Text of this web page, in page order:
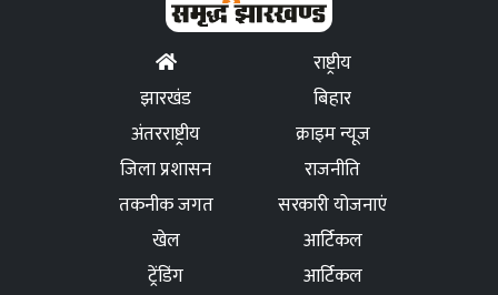
राष्ट्रीय
झारखंड
बिहार
अंतरराष्ट्रीय
क्राइम न्यूज
जिला प्रशासन
राजनीति
तकनीक जगत
सरकारी योजनाएं
खेल
आर्टिकल
ट्रेंडिंग
आर्टिकल